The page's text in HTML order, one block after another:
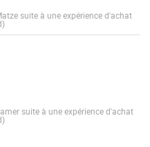
suite à une expérience d'achat
suite à une expérience d'achat